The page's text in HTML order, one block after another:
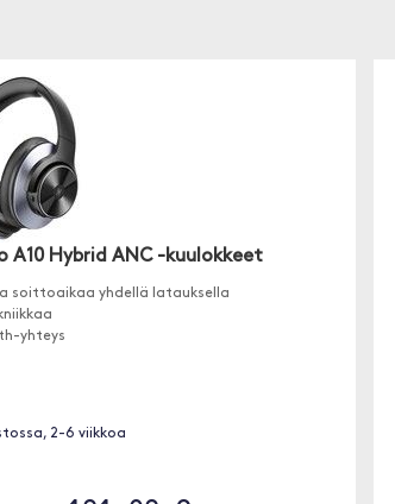
A10 Hybrid ANC -kuulokkeet
soittoaikaa yhdellä latauksella
yhteys
2-6 viikkoa